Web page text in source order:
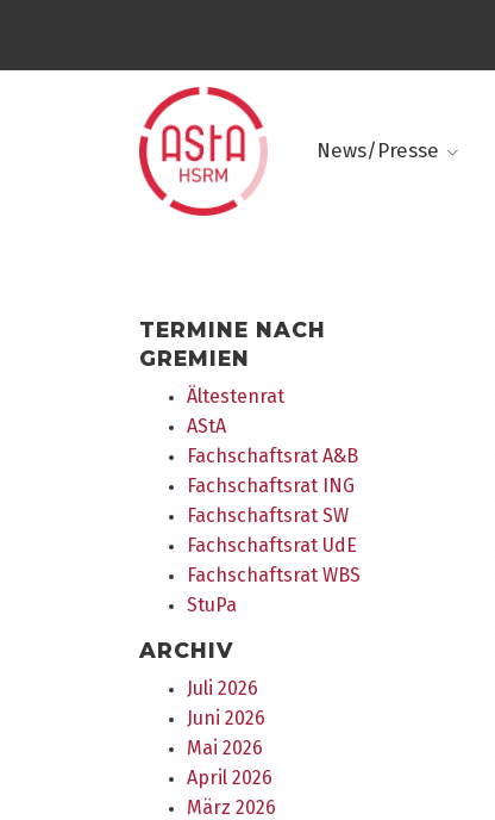
News/Presse
TERMINE NACH
GREMIEN
Ältestenrat
AStA
Fachschaftsrat A&B
Fachschaftsrat ING
Fachschaftsrat SW
Fachschaftsrat UdE
Fachschaftsrat WBS
StuPa
ARCHIV
Juli 2026
Juni 2026
Mai 2026
April 2026
März 2026